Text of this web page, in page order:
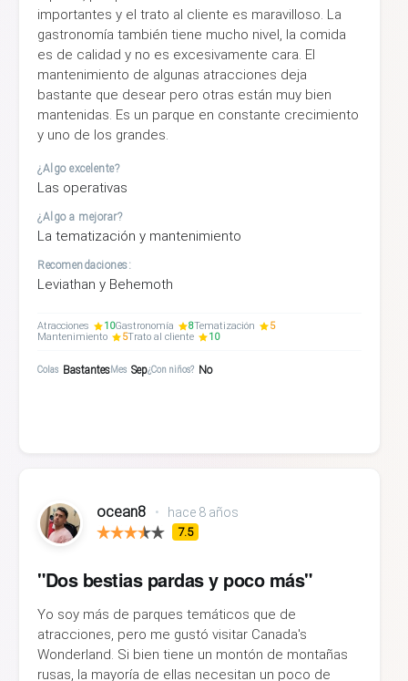
importantes y el trato al cliente es maravilloso. La
gastronomía también tiene mucho nivel, la comida
es de calidad y no es excesivamente cara. El
mantenimiento de algunas atracciones deja
bastante que desear pero otras están muy bien
mantenidas. Es un parque en constante crecimiento
y uno de los grandes.
¿Algo excelente?
Las operativas
¿Algo a mejorar?
La tematización y mantenimiento
Recomendaciones:
Leviathan y Behemoth
Atracciones 10Gastronomía 8Tematización
5
Mantenimiento
5Trato al cliente 10
Colas BastantesMes Sep¿Con niños? No
ocean8 • hace 8 años
7.5
"Dos bestias pardas y poco más"
Yo soy más de parques temáticos que de
atracciones, pero me gustó visitar Canada's
Wonderland. Si bien tiene un montón de montañas
rusas, la mayoría de ellas necesitan un poco de